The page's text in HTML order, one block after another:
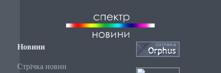
Новини
Стрічка новин